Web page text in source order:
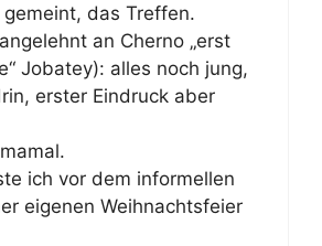
das Treffen.
an Cherno „erst
Jobatey): alles noch jung,
erster Eindruck aber
ich vor dem informellen
eigenen Weihnachtsfeier